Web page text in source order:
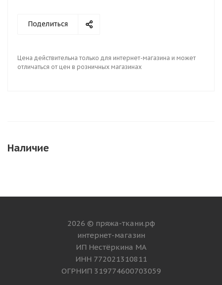
Поделиться
Цена действительна только для интернет-магазина и может
отличаться от цен в розничных магазинах
Наличие
2026 © пряжа-ткани.рф
интернет-магазин
ИП Нестёркина МА
ИНН 772021310811
ОГРНИП 319774600703059